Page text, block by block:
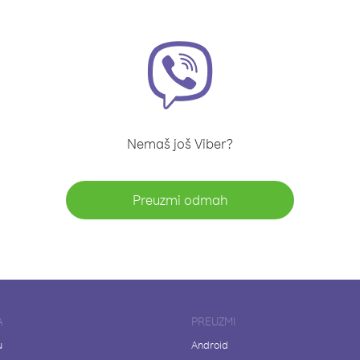
Nemaš još Viber?
Preuzmi odmah
PREUZMI
Android